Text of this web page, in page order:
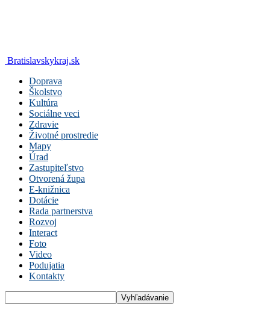
Bratislavskykraj.sk
Doprava
Školstvo
Kultúra
Sociálne veci
Zdravie
Životné prostredie
Mapy
Úrad
Zastupiteľstvo
Otvorená župa
E-knižnica
Dotácie
Rada partnerstva
Rozvoj
Interact
Foto
Video
Podujatia
Kontakty